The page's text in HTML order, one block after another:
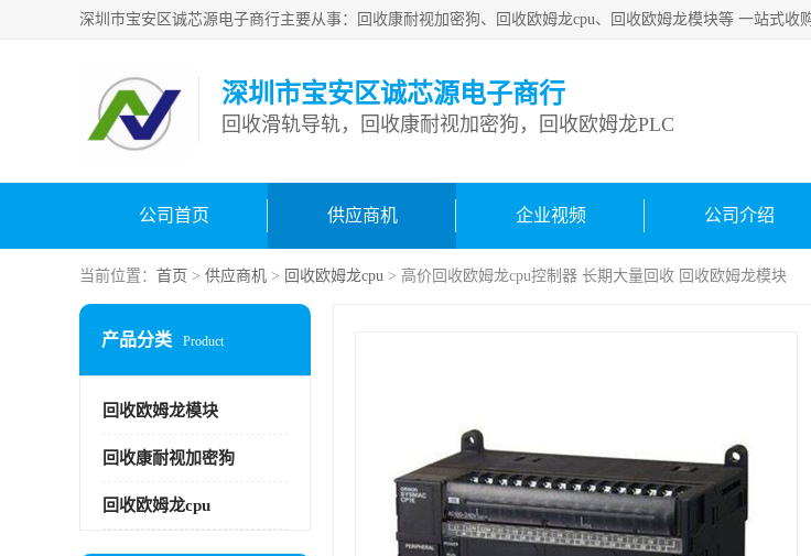
深圳市宝安区诚芯源电子商行
回收滑轨导轨，回收康耐视加密狗，回收欧姆龙PLC
公司首页 供应商机 企业视频 公司介绍
当前位置： 首页 > 供应商机 > 回收欧姆龙cpu > 高价回收欧姆龙cpu控制器 长期大量回收 回收欧姆龙模块
产品分类 Product
回收欧姆龙模块
回收康耐视加密狗
回收欧姆龙cpu